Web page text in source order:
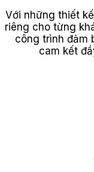
Với những thiết
riêng cho từng
công trình đảm
cam kết